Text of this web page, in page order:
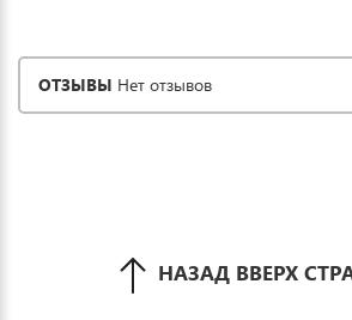
ОТЗЫВЫ Нет отзывов
НАЗАД ВВЕРХ